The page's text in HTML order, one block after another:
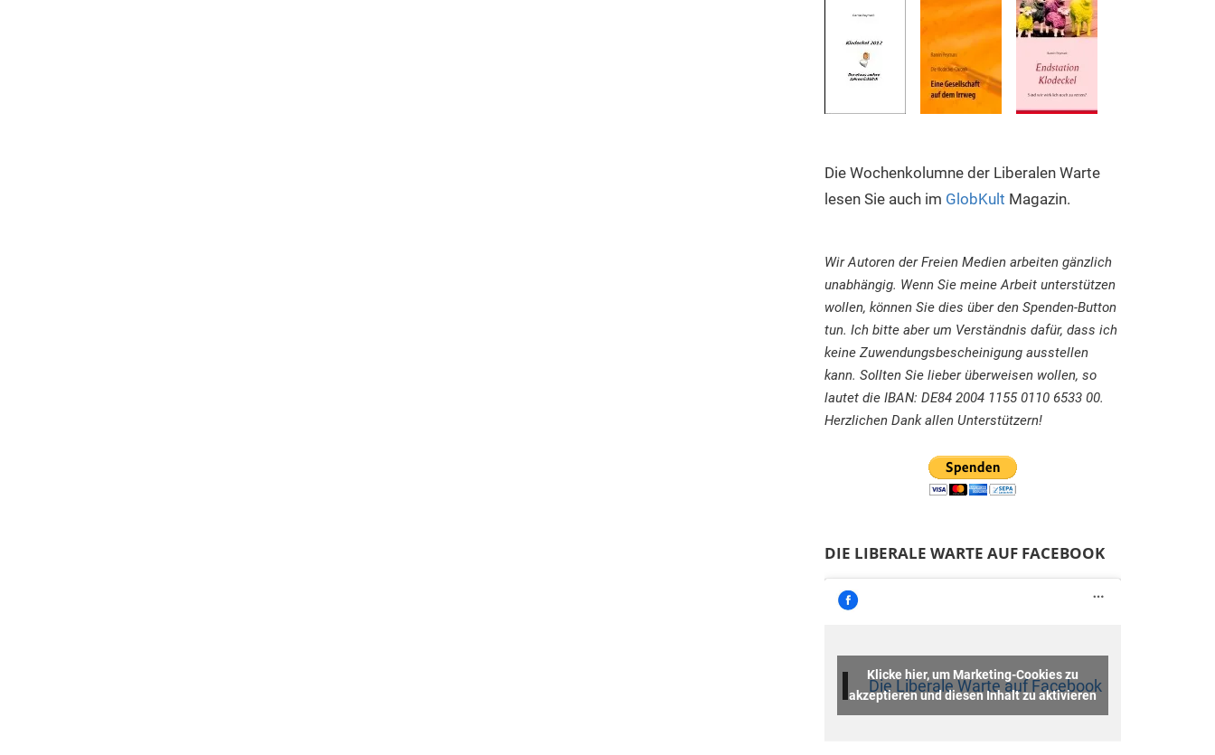
Die Wochenkolumne der Liberalen Warte
lesen Sie auch im GlobKult Magazin.
Wir Autoren der Freien Medien arbeiten gänzlich
unabhängig. Wenn Sie meine Arbeit unterstützen
wollen, können Sie dies über den Spenden-Button
tun. Ich bitte aber um Verständnis dafür, dass ich
keine Zuwendungsbescheinigung ausstellen
kann. Sollten Sie lieber überweisen wollen, so
lautet die IBAN: DE84 2004 1155 0110 6533 00.
Herzlichen Dank allen Unterstützern!
DIE LIBERALE WARTE AUF FACEBOOK
Die Liberale Warte auf Facebook
Klicke hier, um Marketing-Cookies zu
akzeptieren und diesen Inhalt zu aktivieren